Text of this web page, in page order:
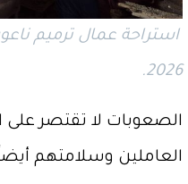
استراحة عمال ترميم
2026.
الصعوبات لا تقتصر
العاملين وسلامتهم